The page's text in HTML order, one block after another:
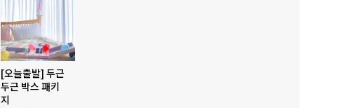
[오늘출발] 두근
두근 박스 패키
지